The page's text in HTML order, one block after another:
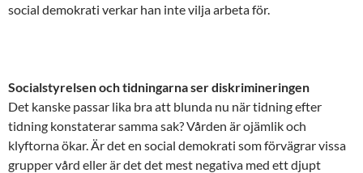
social demokrati verkar han inte vilja arbeta för.
Socialstyrelsen och tidningarna ser diskrimineringen
Det kanske passar lika bra att blunda nu när tidning efter
tidning konstaterar samma sak? Vården är ojämlik och
klyftorna ökar. Är det en social demokrati som förvägrar vissa
grupper vård eller är det det mest negativa med ett djupt